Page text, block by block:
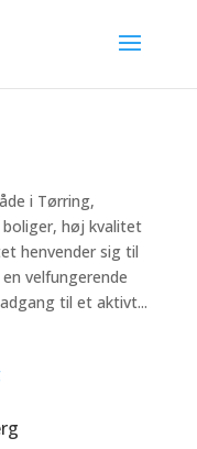
i Tørring,
høj kvalitet
henvender sig til
velfungerende
til et aktivt...